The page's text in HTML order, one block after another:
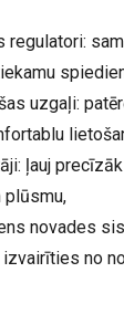
regulatori:
uzgaļi:
ļauj
plūsmu,
novades
no